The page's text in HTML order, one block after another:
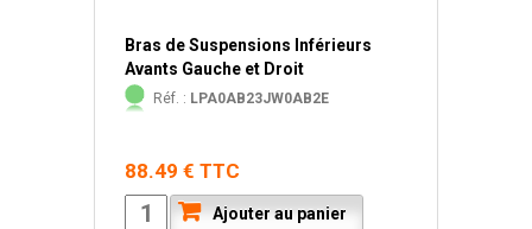
Bras de Suspensions Inférieurs
Avants Gauche et Droit
Réf. : LPA0AB23JW0AB2E
88.49 € TTC
Ajouter au panier